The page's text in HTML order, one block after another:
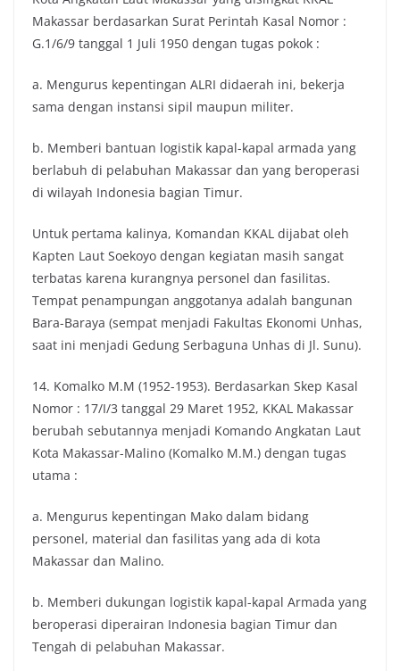
Makassar berdasarkan Surat Perintah Kasal Nomor :
G.1/6/9 tanggal 1 Juli 1950 dengan tugas pokok :
a. Mengurus kepentingan ALRI didaerah ini, bekerja
sama dengan instansi sipil maupun militer.
b. Memberi bantuan logistik kapal-kapal armada yang
berlabuh di pelabuhan Makassar dan yang beroperasi
di wilayah Indonesia bagian Timur.
Untuk pertama kalinya, Komandan KKAL dijabat oleh
Kapten Laut Soekoyo dengan kegiatan masih sangat
terbatas karena kurangnya personel dan fasilitas.
Tempat penampungan anggotanya adalah bangunan
Bara-Baraya (sempat menjadi Fakultas Ekonomi Unhas,
saat ini menjadi Gedung Serbaguna Unhas di Jl. Sunu).
14. Komalko M.M (1952-1953). Berdasarkan Skep Kasal
Nomor : 17/I/3 tanggal 29 Maret 1952, KKAL Makassar
berubah sebutannya menjadi Komando Angkatan Laut
Kota Makassar-Malino (Komalko M.M.) dengan tugas
utama :
a. Mengurus kepentingan Mako dalam bidang
personel, material dan fasilitas yang ada di kota
Makassar dan Malino.
b. Memberi dukungan logistik kapal-kapal Armada yang
beroperasi diperairan Indonesia bagian Timur dan
Tengah di pelabuhan Makassar.